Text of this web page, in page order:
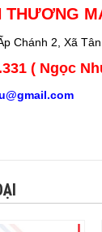
THƯƠNG
Chánh 2, Xã
( Ngọc